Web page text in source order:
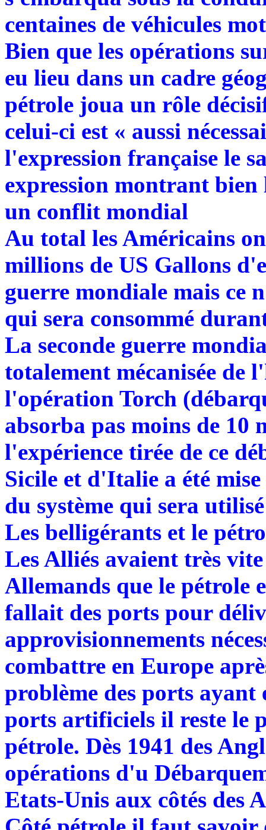
centaines de véhicules
Bien que les opérations
eu lieu dans un cadre
pétrole joua un rôle
celui-ci est « aussi
l'expression française le
expression montrant bien
un conflit mondial
Au total les Américains
millions de US Gallons
guerre mondiale mais ce
qui sera consommé
La seconde guerre
totalement mécanisée de
l'opération Torch
absorba pas moins de 10
l'expérience tirée de ce
Sicile et d'Italie a été
du système qui sera
Les belligérants et le
Les Alliés avaient très
Allemands que le pétrole
fallait des ports pour
approvisionnements
combattre en Europe
problème des ports ayant
ports artificiels il reste le
pétrole. Dès 1941 des
opérations d'u
Etats-Unis aux côtés des